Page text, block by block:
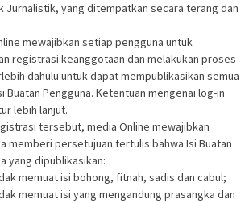
Jurnalistik, yang ditempatkan secara terang dan
mewajibkan setiap pengguna untuk
registrasi keanggotaan dan melakukan proses
dahulu untuk dapat mempublikasikan semua
Buatan Pengguna. Ketentuan mengenai log-in
lebih lanjut.
tersebut, media Online mewajibkan
memberi persetujuan tertulis bahwa Isi Buatan
yang dipublikasikan:
memuat isi bohong, fitnah, sadis dan cabul;
memuat isi yang mengandung prasangka dan